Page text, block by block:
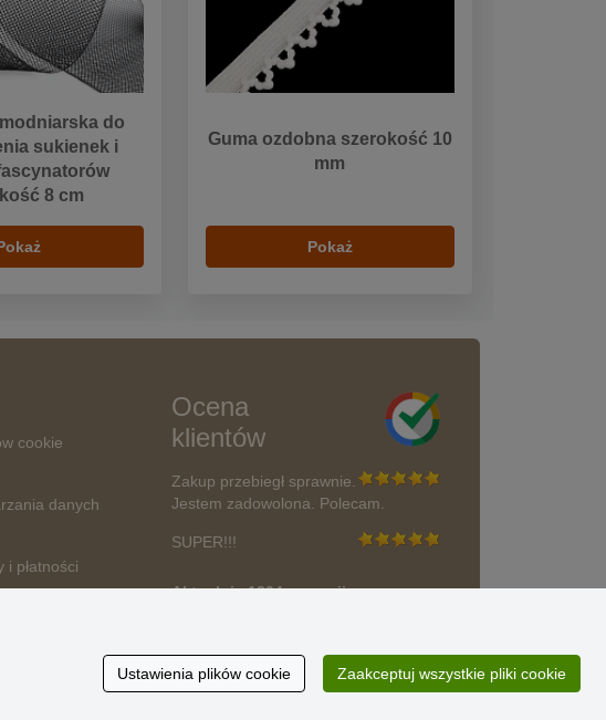
do
sukienek i
8 cm
Guma ozdobna szerokość 10
mm
Pokaż
cookie
danych
i płatności
Ocena
klientów
Zakup przebiegł sprawnie.
Jestem zadowolona. Polecam.
SUPER!!!
Aktualnie 1804 recenzji
Ustawienia plików cookie Zaakceptuj wszystkie pliki cookie